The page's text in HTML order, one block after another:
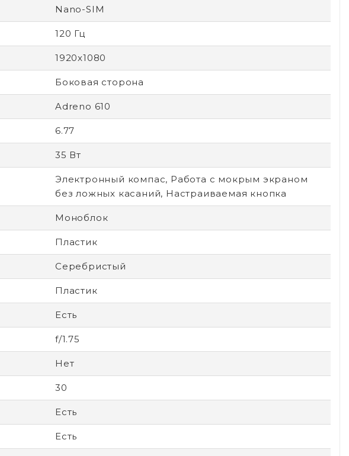
Nano-SIM
120 Гц
1920x1080
Боковая сторона
Adreno 610
6.77
35 Вт
Электронный компас, Работа с мокрым экраном
без ложных касаний, Настраиваемая кнопка
Моноблок
Пластик
Серебристый
Пластик
Есть
f/1.75
Нет
30
Есть
Есть